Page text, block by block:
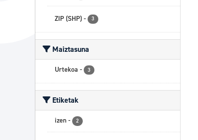
ZIP (SHP) - 3
Maiztasuna
Urtekoa - 3
Etiketak
izen - 2